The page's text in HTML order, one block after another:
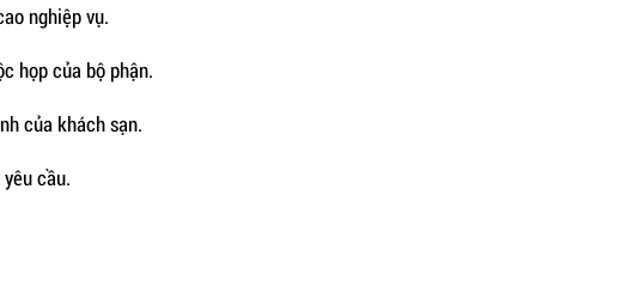
nghiệp vụ.
họp của bộ phận.
của khách sạn.
cầu.